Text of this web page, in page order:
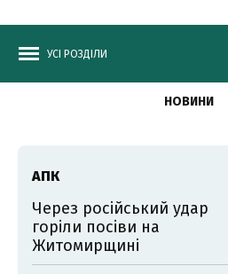
УСІ РОЗДІЛИ
НОВИНИ
АПК
Через російський удар
горіли посіви на
Житомирщині